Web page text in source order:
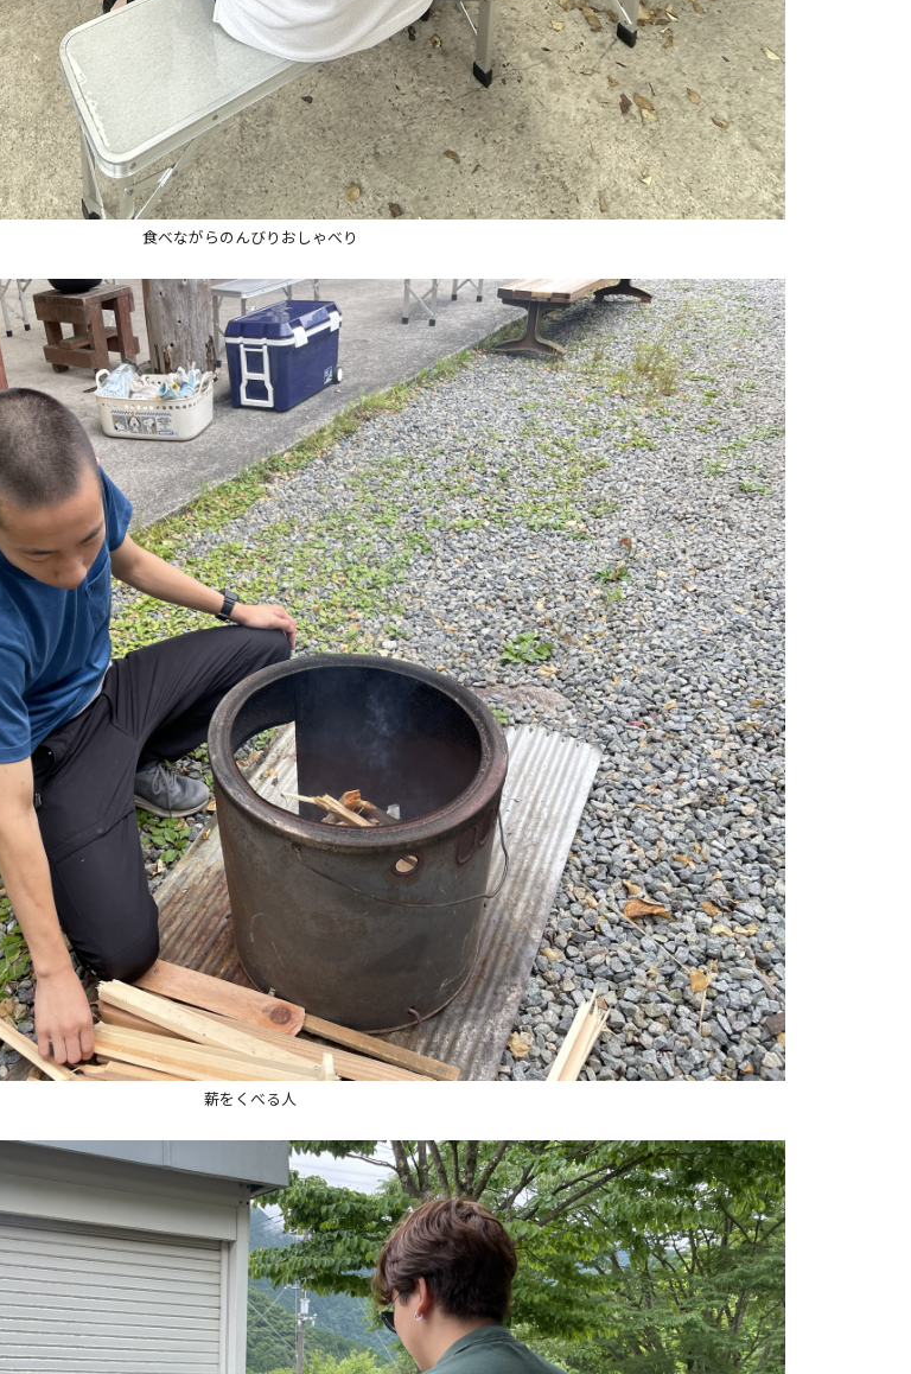
食べながらのんびりおしゃべり
薪をくべる人